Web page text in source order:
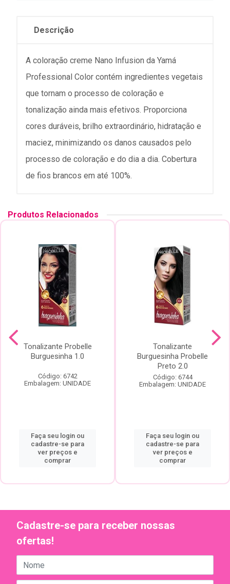
Descrição
A coloração creme Nano Infusion da Yamá
Professional Color contém ingredientes vegetais
que tornam o processo de coloração e
tonalização ainda mais efetivos. Proporciona
cores duráveis, brilho extraordinário, hidratação e
maciez, minimizando os danos causados pelo
processo de coloração e do dia a dia. Cobertura
de fios brancos em até 100%.
Produtos Relacionados
Tonalizante Probelle
Burguesinha 1.0
Código: 6742
Embalagem: UNIDADE
Faça seu login ou
cadastre-se para
ver preços e
comprar
Tonalizante
Burguesinha Probelle
Preto 2.0
Código: 6744
Embalagem: UNIDADE
Faça seu login ou
cadastre-se para
ver preços e
comprar
Cadastre-se para receber nossas
ofertas!